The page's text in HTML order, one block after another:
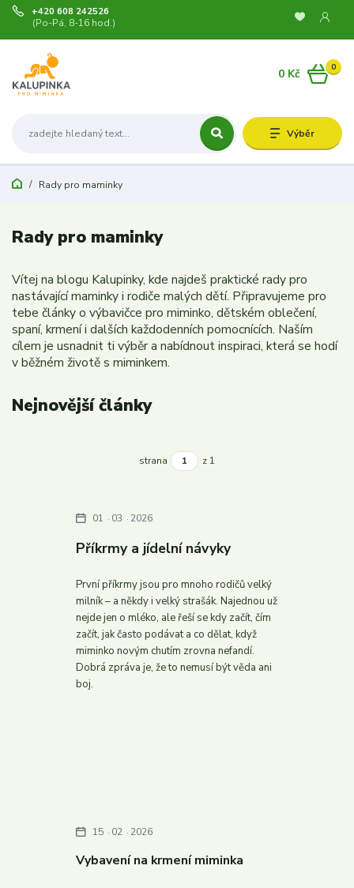
Výběr
+420 608 242526
(Po-Pá, 8-16 hod.)
0
0 Kč
Rady pro maminky
Rady pro maminky
Vítej na blogu Kalupinky, kde najdeš praktické rady pro
nastávající maminky i rodiče malých dětí. Připravujeme pro
tebe články o výbavičce pro miminko, dětském oblečení,
spaní, krmení i dalších každodenních pomocnících. Naším
cílem je usnadnit ti výběr a nabídnout inspiraci, která se hodí
v běžném životě s miminkem.
Nejnovější články
strana z 1
Příkrmy a jídelní návyky
01 03 2026
První příkrmy jsou pro mnoho rodičů velký
milník – a někdy i velký strašák. Najednou už
nejde jen o mléko, ale řeší se kdy začít, čím
začít, jak často podávat a co dělat, když
miminko novým chutím zrovna nefandí.
Dobrá zpráva je, že to nemusí být věda ani
boj.
Vybavení na krmení miminka
15 02 2026